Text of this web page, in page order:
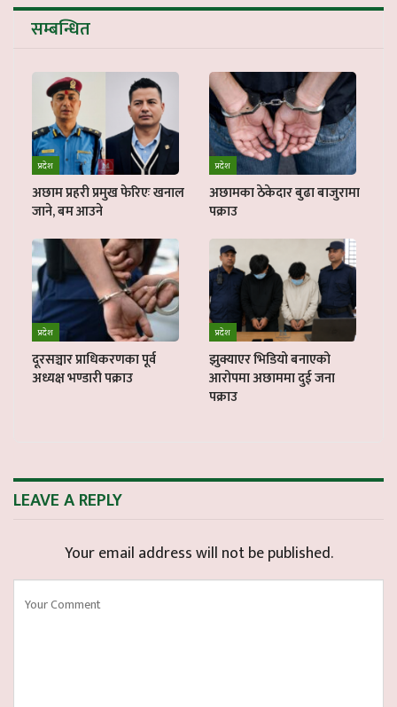
सम्बन्धित
प्रदेश
अछाम प्रहरी प्रमुख फेरिएः खनाल
जाने, बम आउने
प्रदेश
अछामका ठेकेदार बुढा बाजुरामा
पक्राउ
प्रदेश
दूरसञ्चार प्राधिकरणका पूर्व
अध्यक्ष भण्डारी पक्राउ
प्रदेश
झुक्याएर भिडियो बनाएको
आरोपमा अछाममा दुई जना
पक्राउ
LEAVE A REPLY
Your email address will not be published.